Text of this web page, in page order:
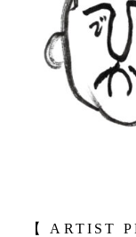
【 ARTIST